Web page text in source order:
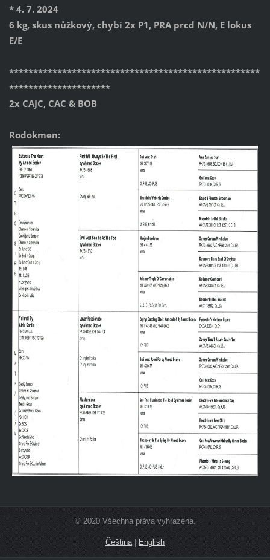
* 4. 7. 2024
6 kg, skus nůžkový, chybí 2x P1, PRA prcd N/N, E lokus
E/E
****************************************************
*********************
2x CAJC, CAC & BOB
Rodokmen:
© 2020 Všechna práva vyhrazena.
Čeština |English